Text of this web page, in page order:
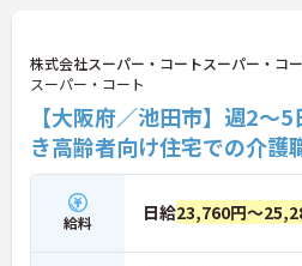
些細なことでも感謝を伝え合い、認
風通しが良くとてもあたたかい雰囲気
また、「もっとこうしたら良くなる
現場の小さなアイデアを大切にしてお
目から誰でもいくつでも提案できる
案」制度があり、毎月役員がすべて
します。自分の気づきが実際のサービ
がるため、やりがいを持って仕事に
株式会社スーパー・コートスーパー・コ
スーパー・コート
【大阪府／池田市】週2
き高齢者向け住宅での介護
給料 日給23,760円～